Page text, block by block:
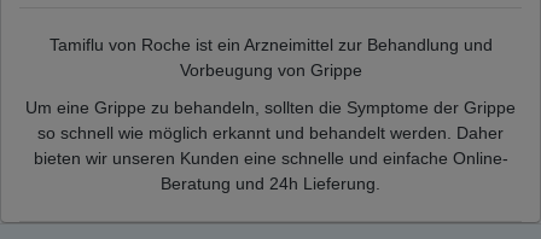
Tamiflu von Roche ist ein Arzneimittel zur Behandlung und
Vorbeugung von Grippe
Um eine Grippe zu behandeln, sollten die Symptome der Grippe
so schnell wie möglich erkannt und behandelt werden. Daher
bieten wir unseren Kunden eine schnelle und einfache Online-
Beratung und 24h Lieferung.